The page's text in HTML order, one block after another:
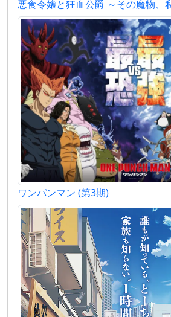
ワンパンマン (第3期)